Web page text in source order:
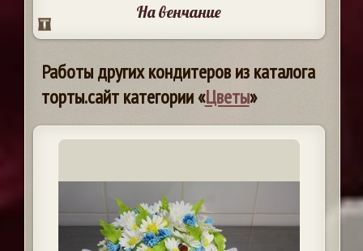
На венчание
Работы других кондитеров из каталога
торты.сайт категории «Цветы»